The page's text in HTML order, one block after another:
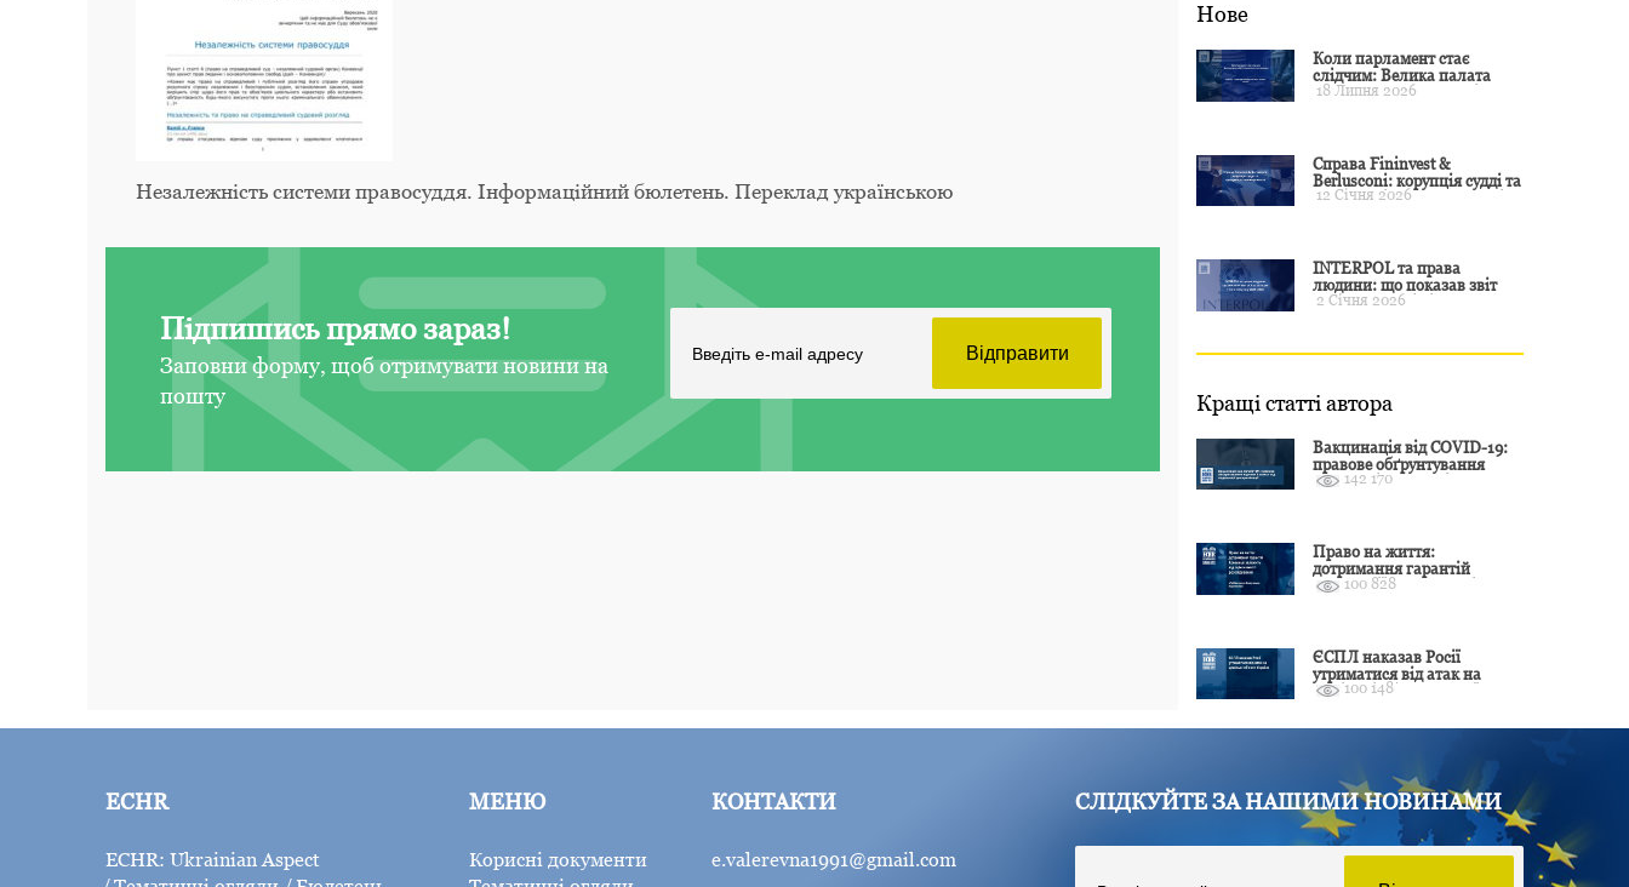
Незалежність системи правосуддя. Інформаційний бюлетень. Переклад українською
Підпишись прямо зараз!
Заповни форму, щоб отримувати новини на
пошту
Нове
Коли парламент стає
слідчим: Велика палата
ЄСПЛ окреслила межі
18 Липня 2026
Справа Fininvest &
Berlusconi: корупція судді та
презумпція невинуватості
12 Січня 2026
INTERPOL та права
людини: що показав звіт
CCF за 2024 рік і чого чекати
2 Січня 2026
Кращі статті автора
Вакцинація від COVID-19:
правове обґрунтування
відмови і захист від
142 170
Право на життя:
дотримання гарантій
Конвенції залежить від
100 828
ЄСПЛ наказав Росії
утриматися від атак на
цивільні об’єкти України
100 148
ECHR
ECHR: Ukrainian Aspect
МЕНЮ
Корисні документи
КОНТАКТИ
e.valerevna1991@gmail.com
СЛІДКУЙТЕ ЗА НАШИМИ НОВИНАМИ